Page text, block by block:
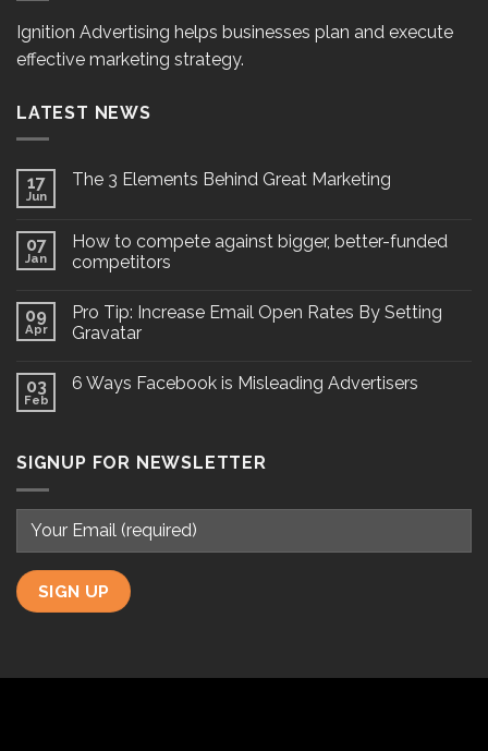
Ignition Advertising helps businesses plan and execute
effective marketing strategy.
LATEST NEWS
17
Jun
The 3 Elements Behind Great Marketing
07
Jan
How to compete against bigger, better-funded
competitors
09
Apr
Pro Tip: Increase Email Open Rates By Setting
Gravatar
03
Feb
6 Ways Facebook is Misleading Advertisers
SIGNUP FOR NEWSLETTER